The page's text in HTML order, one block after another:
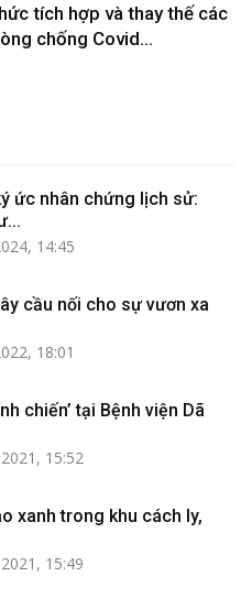
tích hợp và thay thế các
chống Covid...
ức nhân chứng lịch sử:
14:45
cầu nối cho sự vươn xa
18:01
chiến’ tại Bệnh viện Dã
15:52
xanh trong khu cách ly,
15:49